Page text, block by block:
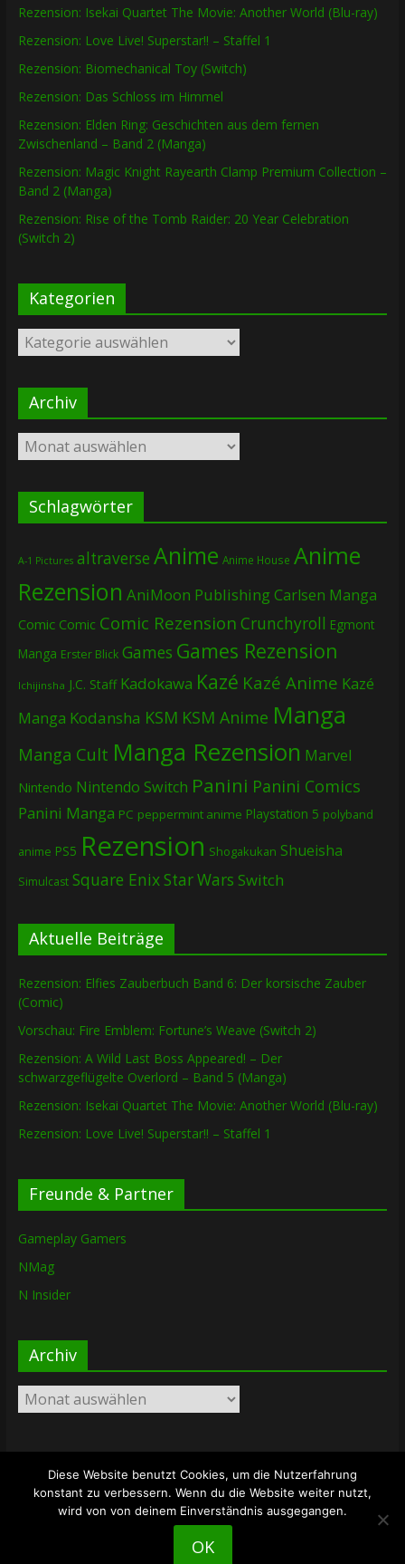
Rezension: Isekai Quartet The Movie: Another World (Blu-ray)
Rezension: Love Live! Superstar!! – Staffel 1
Rezension: Biomechanical Toy (Switch)
Rezension: Das Schloss im Himmel
Rezension: Elden Ring: Geschichten aus dem fernen
Zwischenland – Band 2 (Manga)
Rezension: Magic Knight Rayearth Clamp Premium Collection –
Band 2 (Manga)
Rezension: Rise of the Tomb Raider: 20 Year Celebration
(Switch 2)
Kategorien
Kategorien
Archiv
Archiv
Schlagwörter
A-1 Pictures altraverse Anime Anime House Anime
Rezension AniMoon PublishingCarlsen Manga
Comic Comic Comic Rezension Crunchyroll Egmont
Manga Erster Blick Games Games Rezension
Ichijinsha J.C. Staff Kadokawa Kazé Kazé Anime Kazé
Manga Kodansha KSM KSM Anime Manga
Manga Cult Manga Rezension Marvel
Nintendo Nintendo Switch Panini Panini Comics
Panini Manga PC peppermint anime Playstation 5 polyband
anime PS5 Rezension Shogakukan Shueisha
Simulcast Square EnixStar Wars Switch
Aktuelle Beiträge
Rezension: Elfies Zauberbuch Band 6: Der korsische Zauber
(Comic)
Vorschau: Fire Emblem: Fortune’s Weave (Switch 2)
Rezension: A Wild Last Boss Appeared! – Der
schwarzgeflügelte Overlord – Band 5 (Manga)
Rezension: Isekai Quartet The Movie: Another World (Blu-ray)
Rezension: Love Live! Superstar!! – Staffel 1
Freunde & Partner
Gameplay Gamers
NMag
N Insider
Archiv
Archiv
Copyright © 2026The Lost Dungeon. Alle Rechte vorbehalten.
Theme: ColorMag vonThemeGrill. Bereitgestellt von
WordPress
Diese Website benutzt Cookies, um die Nutzerfahrung
konstant zu verbessern. Wenn du die Website weiter nutzt,
wird von von deinem Einverständnis ausgegangen.
OK